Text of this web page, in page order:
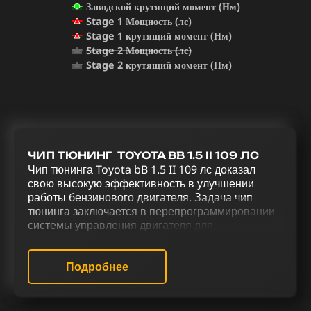
Заводской крутящий момент (Нм)
Stage 1 Мощность (лс)
Stage 1 крутящий момент (Нм)
Stage 2 Мощность (лс)
Stage 2 крутящий момент (Нм)
ЧИП ТЮНИНГ TOYOTA BB 1.5 II 109 ЛС
Чип тюнинга Toyota bB 1.5 II 109 лс доказал
свою высокую эффективность в улучшении
работы бензинового двигателя. Задача чип
тюнинга заключается в перепрограммировании
системы управления двигателя для
повышения мощности. Процесс
усовершенствования Toyota bB 1.5 II 109 лс,
включающий в себя чип тюнинг (stage 1 и stage
Подробнее